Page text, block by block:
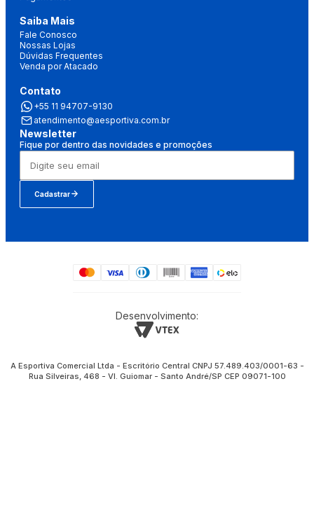
Saiba Mais
Fale Conosco
Nossas Lojas
Dúvidas Frequentes
Venda por Atacado
Contato
+55 11 94707-9130
atendimento@aesportiva.com.br
Newsletter
Fique por dentro das novidades e promoções
Cadastrar
Desenvolvimento:
A Esportiva Comercial Ltda - Escritório Central CNPJ 57.489.403/0001-63 -
Rua Silveiras, 468 - Vl. Guiomar - Santo André/SP CEP 09071-100